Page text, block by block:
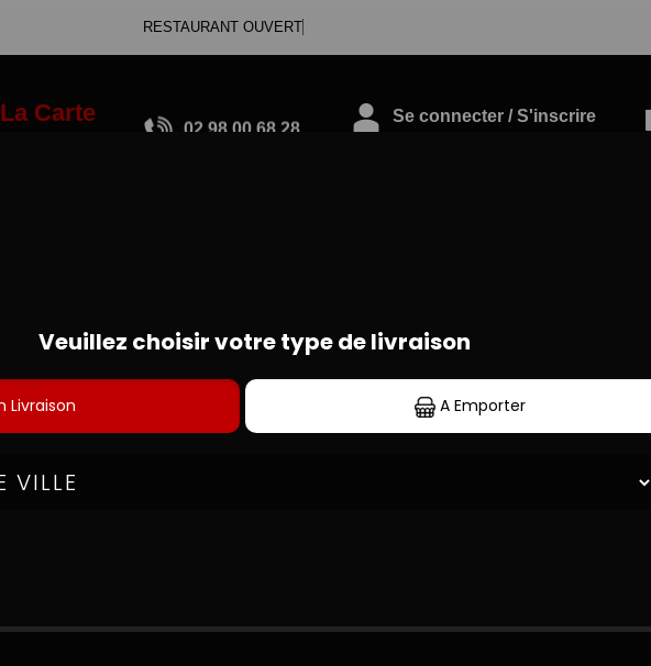
RESTAURANT OUVERT
La Carte Se connecter / S'inscrire
CROQUES MONSIEUR